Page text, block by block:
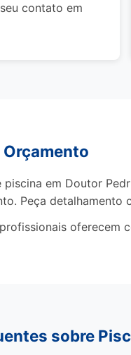
contato em
Orçamento
em Doutor
Peça detalhamento
oferecem
sobre